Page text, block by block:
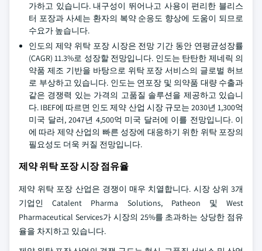
가하고 있습니다. 내구성이 뛰어나고 사용이 편리한 블리스
터 포장과 사셰는 환자의 복약 순응도 향상에 도움이 되므로
수요가 높습니다.
인도의 제약 위탁 포장 시장은 전망 기간 동안 연평균성장률
(CAGR) 11.3%로 성장할 전망입니다. 인도는 탄탄한 제네릭 의
약품 제조 기반을 바탕으로 위탁 포장 서비스의 글로벌 허브
로 부상하고 있습니다. 인도는 연포장 및 의약품 대량 수출과
같은 경쟁력 있는 가격의 고품질 솔루션을 제공하고 있습니
다. IBEF에 따르면 인도 제약 산업 시장 규모는 2030년 1,300억
미국 달러, 2047년 4,500억 미국 달러에 이를 전망입니다. 이
에 따라 제약 산업의 빠른 성장에 대응하기 위한 위탁 포장의
필요성도 더욱 커질 전망입니다.
제약 위탁 포장 시장 점유율
제약 위탁 포장 산업은 경쟁이 매우 치열합니다. 시장 상위 3개
기업인 Catalent Pharma Solutions, Patheon 및 West
Pharmaceutical Services가 시장의 25%를 초과하는 상당한 점유
율을 차지하고 있습니다.